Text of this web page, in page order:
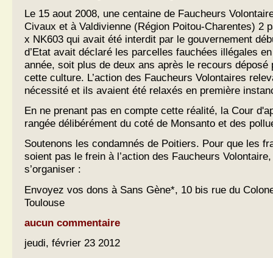
Le 15 aout 2008, une centaine de Faucheurs
Civaux et à Valdivienne (Région Poitou-Charentes) 2
x NK603 qui avait été interdit par le gouvernement
d’Etat avait déclaré les parcelles fauchées illégales
année, soit plus de deux ans après le recours déposé
cette culture. L’action des Faucheurs Volontaires
nécessité et ils avaient été relaxés en première
En ne prenant pas en compte cette réalité, la Cour
rangée délibérément du coté de Monsanto et des
Soutenons les condamnés de Poitiers. Pour que les
soient pas le frein à l’action des Faucheurs
s’organiser :
Envoyez vos dons à Sans Gène*, 10 bis rue du
Toulouse
aucun commentaire
jeudi, février 23 2012